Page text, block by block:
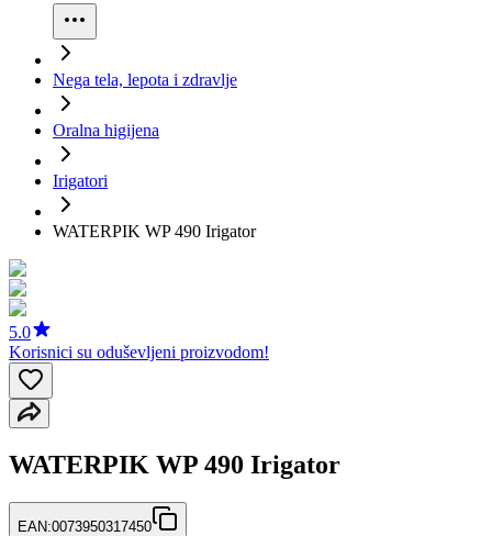
Nega tela, lepota i zdravlje
Oralna higijena
Irigatori
WATERPIK WP 490 Irigator
5.0
Korisnici su oduševljeni proizvodom!
WATERPIK WP 490 Irigator
EAN:0073950317450